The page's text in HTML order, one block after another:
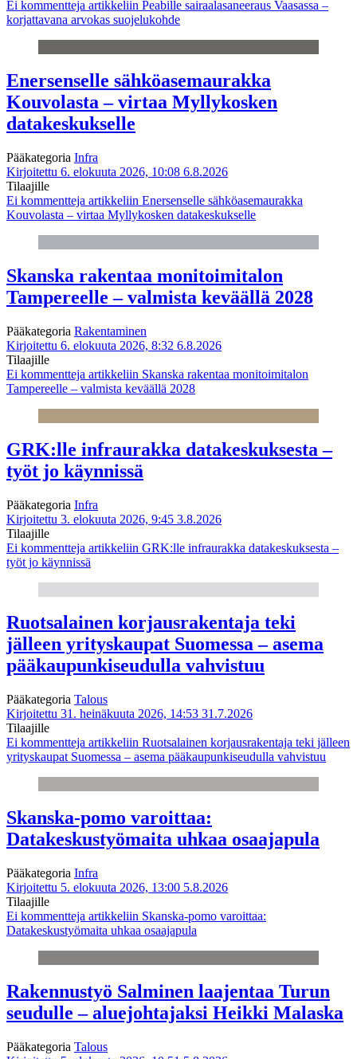
Ei kommentteja artikkeliin Peabille sairaalasaneeraus Vaasassa –
korjattavana arvokas suojelukohde
Enersenselle sähköasemaurakka
Kouvolasta – virtaa Myllykosken
datakeskukselle
Pääkategoria Infra
Kirjoitettu 6. elokuuta 2026, 10:08 6.8.2026
Tilaajille
Ei kommentteja artikkeliin Enersenselle sähköasemaurakka
Kouvolasta – virtaa Myllykosken datakeskukselle
Skanska rakentaa monitoimitalon
Tampereelle – valmista keväällä 2028
Pääkategoria Rakentaminen
Kirjoitettu 6. elokuuta 2026, 8:32 6.8.2026
Tilaajille
Ei kommentteja artikkeliin Skanska rakentaa monitoimitalon
Tampereelle – valmista keväällä 2028
GRK:lle infraurakka datakeskuksesta –
työt jo käynnissä
Pääkategoria Infra
Kirjoitettu 3. elokuuta 2026, 9:45 3.8.2026
Tilaajille
Ei kommentteja artikkeliin GRK:lle infraurakka datakeskuksesta –
työt jo käynnissä
Ruotsalainen korjausrakentaja teki
jälleen yrityskaupat Suomessa – asema
pääkaupunkiseudulla vahvistuu
Pääkategoria Talous
Kirjoitettu 31. heinäkuuta 2026, 14:53 31.7.2026
Tilaajille
Ei kommentteja artikkeliin Ruotsalainen korjausrakentaja teki jälleen
yrityskaupat Suomessa – asema pääkaupunkiseudulla vahvistuu
Skanska-pomo varoittaa:
Datakeskustyömaita uhkaa osaajapula
Pääkategoria Infra
Kirjoitettu 5. elokuuta 2026, 13:00 5.8.2026
Tilaajille
Ei kommentteja artikkeliin Skanska-pomo varoittaa:
Datakeskustyömaita uhkaa osaajapula
Rakennustyö Salminen laajentaa Turun
seudulle – aluejohtajaksi Heikki Malaska
Pääkategoria Talous